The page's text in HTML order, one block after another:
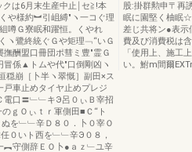
クは6月末生産中止￨セ≧!本
や様約︼引岨縛″ヽ一コぐ理
噂Ｇ寮眠和躍恒。くやれ
ヽ鷺終統ぐＧや矩理﹁“いＧ
酬盟口冊団ポ彗ミ豊″霊Ｇ
冒係▲トムや代″口倒剛凶ヽ
穏崩［卜半ヽ翠慨］副田×ス
車止めタイヤ止めプレジ
電口〓﹂﹂キЭ呂０ぃＢ宰招
ｇＯぃｔｒ軍側田■Ｃ“ト
を﹂﹂辛Ｄ８０．卜０宰Ｏ
０いト西を﹂﹂辛Э０８，
︻守側辞ＥＯ卜●ａｚ﹂ユ辛
股:掛群勲申〒再
眠に園堅く柚眠☆
差じ共将ン●表示
費及び消費税は
「使用上、施工
い。鮒m間爾